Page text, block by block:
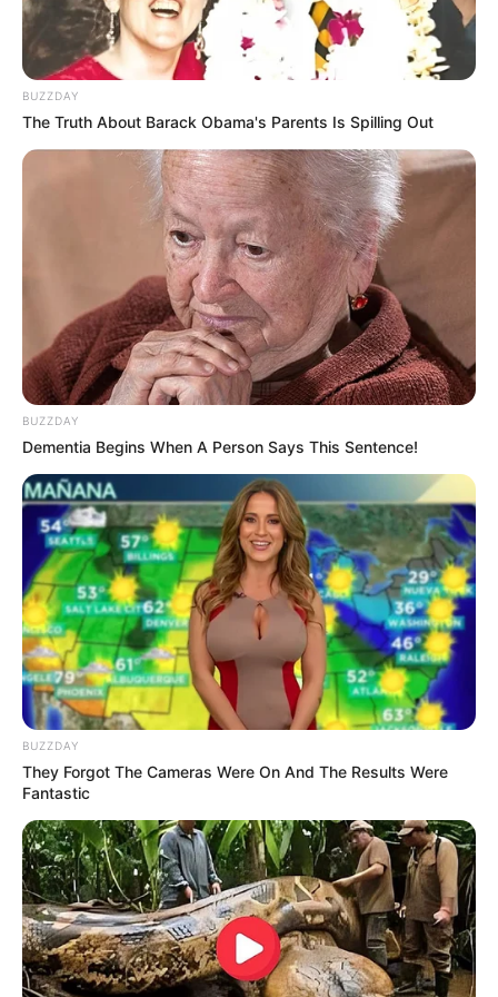
Album
Bersama Cherrybelle
Reborn
Diam-Diam Suka(2013)
(2011)
Andai Aku tak Dewasa(2022—sekarang)
Penghargaan
KOMISION, International Short Movie Competition 2022 –
Best Actress – Kisah yang Berakhir di Tengah Jalan
Gue masih belom tau gimana kedepan nanti. Tapi
pastinya hari ini gue udah 1 langkah lebih maju untuk
belajar lebih sayang sama diri sendiri dengan cara
minta bantuan.
Bagi Anda di luar sana yang tahu bahwa Anda
memiliki masalah, jangan ragu untuk meminta
bantuan. Sulit untuk mengakui kerentanan kita, saya
FAQ
Siapa Brigitta Cynthia?
Dia adalah aktris, presenter, model, dan penyanyi asal Indonesia.
Siapa nama asli Brigitta Cynthia?
Nama aslinya adalah Brigitta Cynthia.
BUZZDAY
The Truth About Barack Obama's Parents Is Spilling Out
BUZZDAY
Dementia Begins When A Person Says This Sentence!
BUZZDAY
They Forgot The Cameras Were On And The Results Were
Fantastic